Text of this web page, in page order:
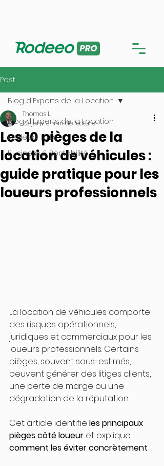
Post
Blog d'Experts de la Location
Rodeeo Talks
Business & Rentabilité
Blog d'Experts de la Location
Les 10 pièges de la
location de véhicules :
guide pratique pour les
loueurs professionnels
Thomas L.
23 janv.3 min de lecture
La location de véhicules comporte
des risques opérationnels,
juridiques et commerciaux pour les
loueurs professionnels. Certains
pièges, souvent sous-estimés,
peuvent générer des litiges clients,
une perte de marge ou une
dégradation de la réputation.
Cet article identifie les principaux
pièges côté loueur et explique
comment les éviter concrètement.